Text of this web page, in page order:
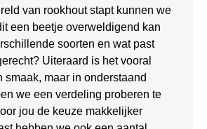
van rookhout stapt kunnen we
een beetje overweldigend kan
soorten en wat past
Uiteraard is het vooral
smaak, maar in onderstaand
we een verdeling proberen te
jou de keuze makkelijker